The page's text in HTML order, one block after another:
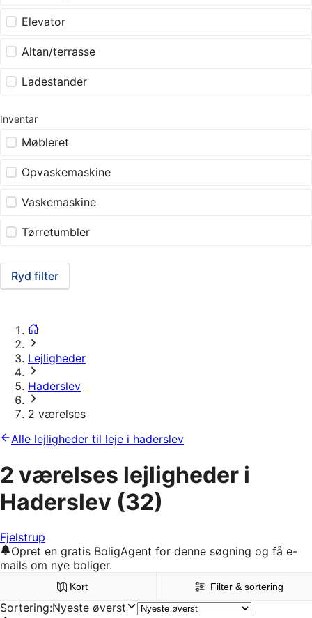
Elevator
Altan/terrasse
Ladestander
Inventar
Møbleret
Opvaskemaskine
Vaskemaskine
Tørretumbler
Ryd filter
Lejligheder
Haderslev
2 værelses
Alle lejligheder til leje i haderslev
2 værelses lejligheder i
Haderslev (32)
Fjelstrup
Opret en gratis BoligAgent for denne søgning og få e-
mails om nye boliger.
Kort Filter & sortering
Sortering:Nyeste øverst